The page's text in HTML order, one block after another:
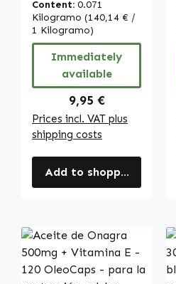
vitamina E - para
la protección
celular | Warnke
Vitalstoffe
Content: 0.071
Kilogramo (140,14 € /
1 Kilogramo)
Immediately
available
Regular price:
9,95 €
Prices incl. VAT plus
shipping costs
Add to shopping cart